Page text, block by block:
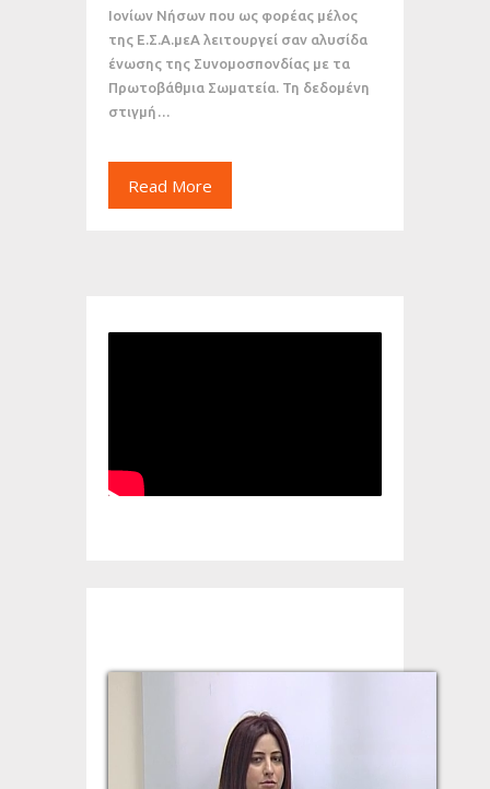
Ιονίων Νήσων που ως φορέας μέλος
της Ε.Σ.Α.μεΑ λειτουργεί σαν αλυσίδα
ένωσης της Συνομοσπονδίας με τα
Πρωτοβάθμια Σωματεία. Τη δεδομένη
στιγμή…
Read More